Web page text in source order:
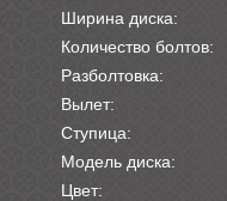
Ширина диска:
Количество болтов:
Разболтовка:
Вылет:
Ступица:
Модель диска:
Цвет: